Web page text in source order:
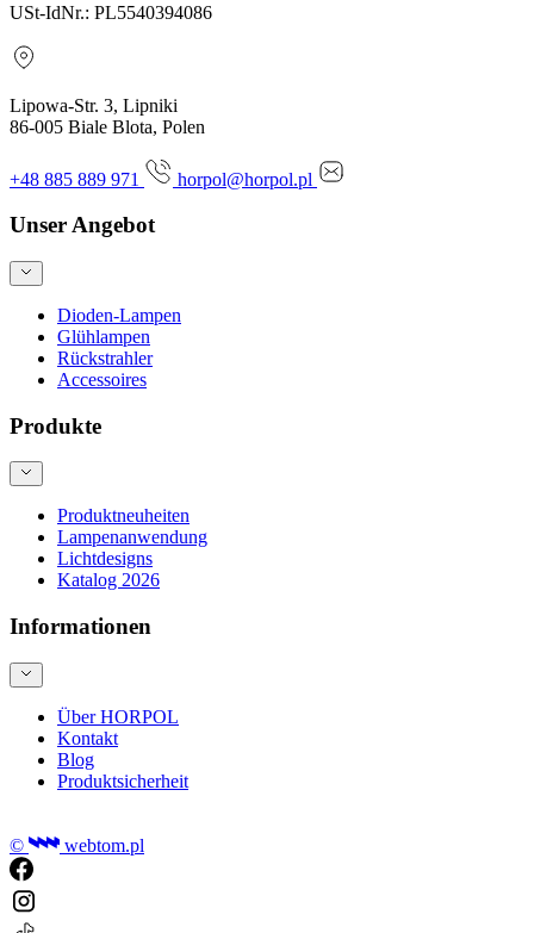
USt-IdNr.: PL5540394086
Lipowa-Str. 3, Lipniki
86-005 Biale Blota, Polen
+48 885 889 971 horpol@horpol.pl
Unser Angebot
Dioden-Lampen
Glühlampen
Rückstrahler
Accessoires
Produkte
Produktneuheiten
Lampenanwendung
Lichtdesigns
Katalog 2026
Informationen
Über HORPOL
Kontakt
Blog
Produktsicherheit
© webtom.pl